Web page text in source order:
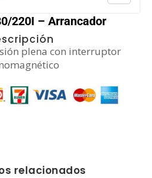
220I – Arrancador
plena con interruptor
relacionados